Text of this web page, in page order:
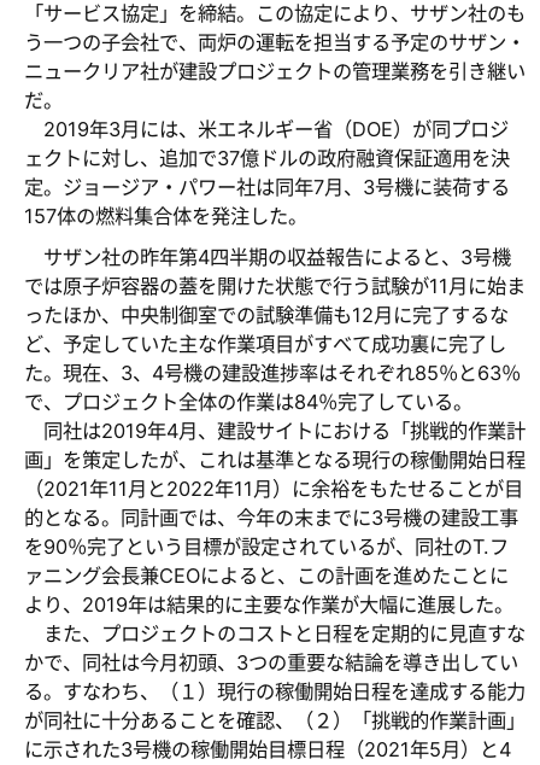
「サービス協定」を締結。この協定により、サザン社のも
う一つの子会社で、両炉の運転を担当する予定のサザン・
ニュークリア社が建設プロジェクトの管理業務を引き継い
だ。
2019年3月には、米エネルギー省（DOE）が同プロジ
ェクトに対し、追加で37億ドルの政府融資保証適用を決
定。ジョージア・パワー社は同年7月、3号機に装荷する
157体の燃料集合体を発注した。
サザン社の昨年第4四半期の収益報告によると、3号機
では原子炉容器の蓋を開けた状態で行う試験が11月に始ま
ったほか、中央制御室での試験準備も12月に完了するな
ど、予定していた主な作業項目がすべて成功裏に完了し
た。現在、3、4号機の建設進捗率はそれぞれ85％と63％
で、プロジェクト全体の作業は84％完了している。
同社は2019年4月、建設サイトにおける「挑戦的作業計
画」を策定したが、これは基準となる現行の稼働開始日程
（2021年11月と2022年11月）に余裕をもたせることが目
的となる。同計画では、今年の末までに3号機の建設工事
を90％完了という目標が設定されているが、同社のT.フ
ァニング会長兼CEOによると、この計画を進めたことに
より、2019年は結果的に主要な作業が大幅に進展した。
また、プロジェクトのコストと日程を定期的に見直すな
かで、同社は今月初頭、3つの重要な結論を導き出してい
る。すなわち、（１）現行の稼働開始日程を達成する能力
が同社に十分あることを確認、（２）「挑戦的作業計画」
に示された3号機の稼働開始目標日程（2021年5月）と4